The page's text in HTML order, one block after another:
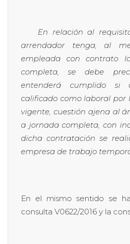
En relación al
arrendador tenga, al
empleada con contrato
completa, se debe
entenderá cumplido si
calificado como laboral
vigente, cuestión ajena al
a jornada completa, con
dicha contratación se
empresa de trabajo
En el mismo sentido se
consulta V0622/2016 y la